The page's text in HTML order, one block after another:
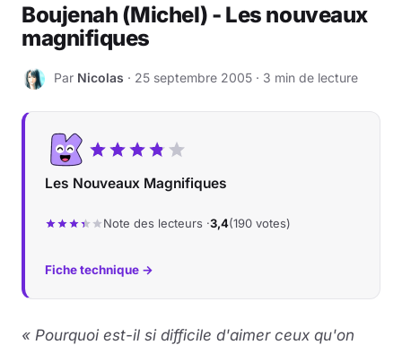
Boujenah (Michel) - Les nouveaux
magnifiques
N Par Nicolas · 25 septembre 2005 · 3 min de lecture
Les Nouveaux Magnifiques
Note des lecteurs ·3,4(190 votes)
Fiche technique →
« Pourquoi est-il si difficile d'aimer ceux qu'on